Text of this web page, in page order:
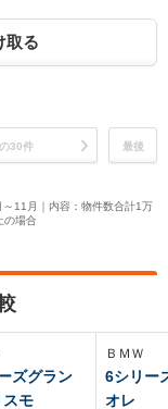
取る
30件 最後
11月｜内容：物件数合計1万
の場合
ズグラン
スモ
ＢＭＷ
6シリー
オレ